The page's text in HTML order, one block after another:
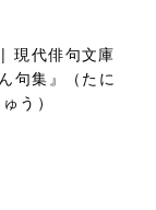
現代俳句文庫
句集』（たに
う）